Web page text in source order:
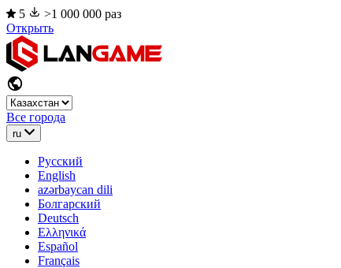
5
>1 000 000 раз
Открыть
Все города
ru
Русский
English
azərbaycan dili
Болгарский
Deutsch
Ελληνικά
Español
Français